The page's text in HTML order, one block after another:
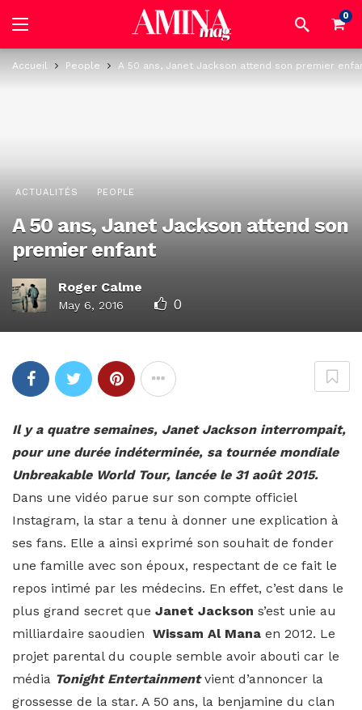
0
Accueil People A 50 ans, Janet Jackson attend son premier
ACTUALITÉS PEOPLE
A 50 ans, Janet Jackson attend son
premier enfant
Roger Calme
May 6, 2016 0
Il y a quatre semaines, Janet Jackson interrompait,
pour une durée indéterminée, sa tournée mondiale
Unbreakable World Tour, lancée le 31 août 2015.
Dans une vidéo parue sur son compte officiel
Instagram, la star a tenu à donner une explication à
ses fans. Elle a ainsi exprimé son souhait de fonder
une famille avec son époux, respectant de ce fait le
repos intimé par les médecins. En effet, c’est dans le
plus grand secret que Janet Jackson s’est unie au
milliardaire saoudien Wissam Al Mana en 2012. Le
projet parental du couple semble avoir abouti car le
média Tonight Entertainmentvient d’annoncer la
grossesse de la star. A 50 ans, la benjamine du clan